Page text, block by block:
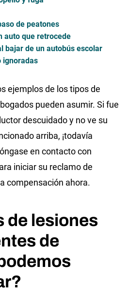
de peatones
auto que retrocede
bajar de un autobús escolar
ignoradas
ejemplos de los tipos de
pueden asumir. Si fue
descuidado y no ve su
arriba, ¡todavía
en contacto con
iniciar su reclamo de
compensación ahora.
de lesiones
de